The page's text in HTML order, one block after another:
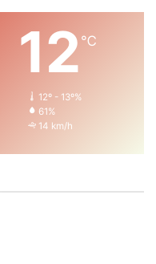
12 ℃
12º - 13º%
61%
14 km/h